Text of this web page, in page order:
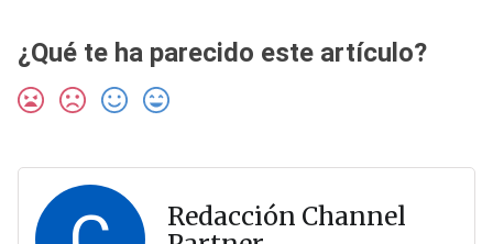
¿Qué te ha parecido este artículo?
Redacción Channel